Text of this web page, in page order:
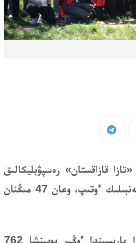
قازاقستان» رەسپۋبليكالىق
ەكولوگيالىق اكسيالارى اياسىندا اۋقىمدى سەنبىلىك ءوتىپ، وعان 47 مىڭنان
25 ءساۋىر كۇنى وتكەن ەكولوگيالىق شارا بارىسىندا ءوڭىر بويىنشا 762